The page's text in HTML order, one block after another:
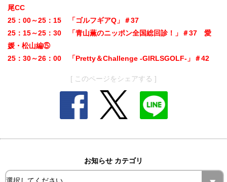
尾CC
25：00～25：15 「ゴルフギアQ」＃37
25：15～25：30 「青山薫のニッポン全国総回診！」＃37 愛
媛・松山編⑤
25：30～26：00 「Pretty＆Challenge -GIRLSGOLF-」＃42
[ このページをシェアする ]
お知らせ カテゴリ